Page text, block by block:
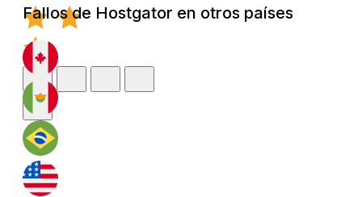
Fallos de Hostgator en otros países